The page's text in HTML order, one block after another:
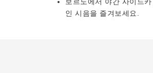
인 시음을 즐겨보세요.